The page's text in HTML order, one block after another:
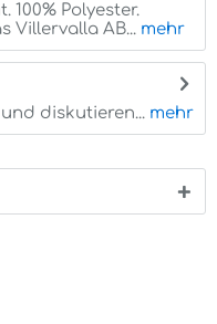
100% Polyester.
Villervalla AB... mehr
diskutieren... mehr